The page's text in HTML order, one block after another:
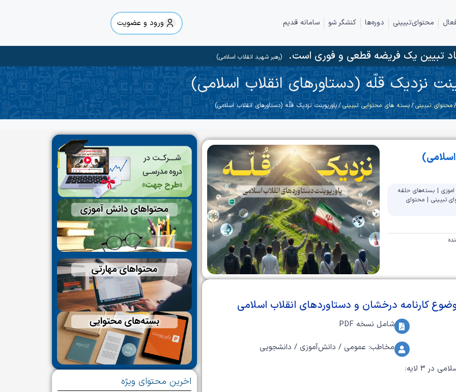
محتوای‌تبیینی دوره‌ها کنشگر شو سامانه قدیم ورود و عضویت
تبیین یک فریضه قطعی و فوری است.(رهبر شهید انقلاب اسلامی)
نزدیک قلّه (دستاورهای انقلاب اسلامی)
محتوای تبیینی/بسته های محتوایی تبیینی/ پاورپوینت نزدیک قلّه (دستاورهای انقلاب اسلامی)
| بسته‌های حلقه
تبیینی| محتوای
کارنامه درخشان و دستاوردهای انقلاب اسلامی
شامل نسخه PDF
مخاطب: عمومی / دانش‌آموزی / دانشجویی
3 لایه:
اخرین محتوای ویژه